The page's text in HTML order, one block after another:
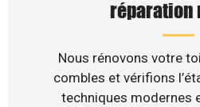
réparation
Nous rénovons votre
combles et vérifions
techniques modernes